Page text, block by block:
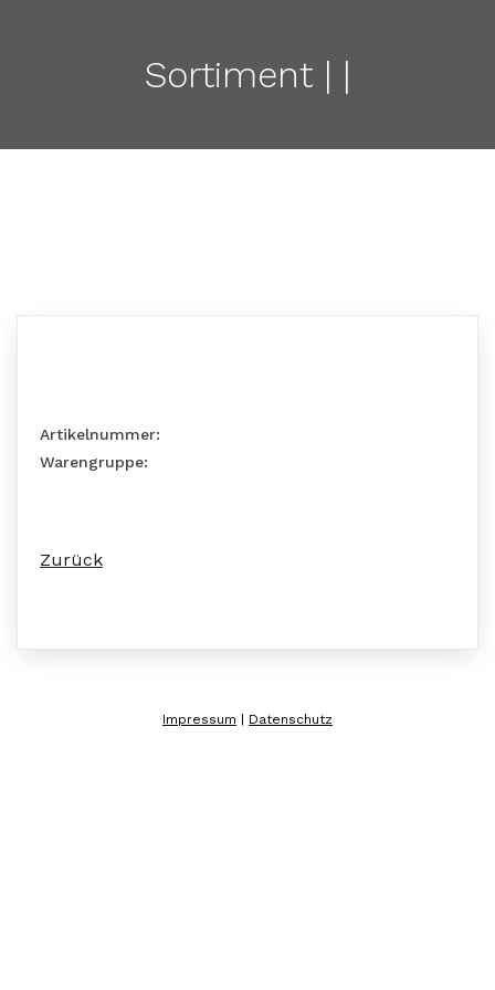
Sortiment | |
Artikelnummer:
Warengruppe:
Zurück
Impressum Datenschutz